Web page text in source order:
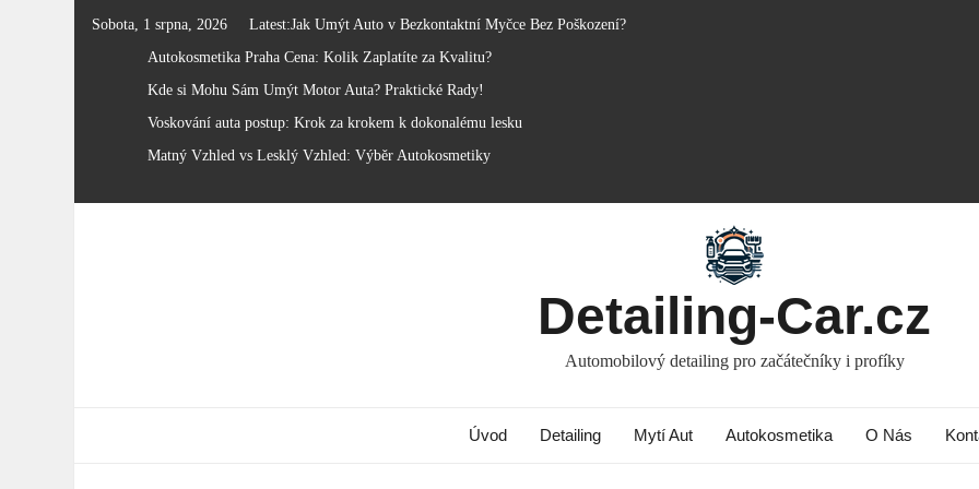
Sobota, 1 srpna, 2026 Latest:Jak Umýt Auto v Bezkontaktní Myčce Bez Poškození?
Autokosmetika Praha Cena: Kolik Zaplatíte za Kvalitu?
Kde si Mohu Sám Umýt Motor Auta? Praktické Rady!
Voskování auta postup: Krok za krokem k dokonalému lesku
Matný Vzhled vs Lesklý Vzhled: Výběr Autokosmetiky
Detailing-Car.cz
Automobilový detailing pro začátečníky i profíky
Úvod Detailing Mytí Aut Autokosmetika O Nás